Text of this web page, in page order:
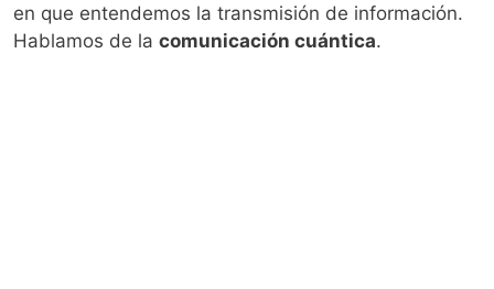
en que entendemos la transmisión de información.
Hablamos de la comunicación cuántica.